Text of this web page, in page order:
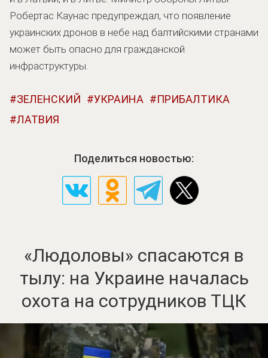
Робертас Каунас предупреждал, что появление
украинских дронов в небе над балтийскими странами
может быть опасно для гражданской
инфраструктуры.
ЗЕЛЕНСКИЙ УКРАИНА
ПРИБАЛТИКА
ЛАТВИЯ
Поделиться новостью:
«Людоловы» спасаются в
тылу: на Украине началась
охота на сотрудников ТЦК